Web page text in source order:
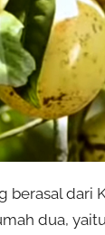
dari
dua,